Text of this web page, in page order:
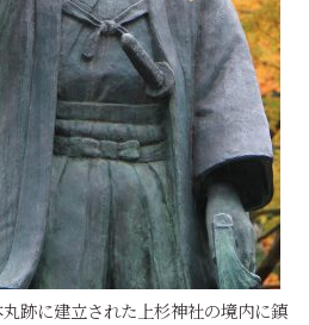
跡に建立された上杉神社の境内に鎮